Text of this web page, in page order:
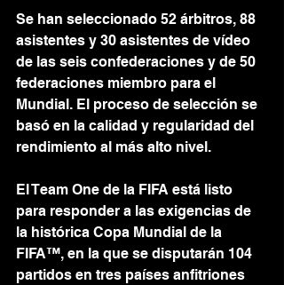
Se han seleccionado 52 árbitros, 88
asistentes y 30 asistentes de vídeo
de las seis confederaciones y de 50
federaciones miembro para el
Mundial. El proceso de selección se
basó en la calidad y regularidad del
rendimiento al más alto nivel.
El Team One de la FIFA está listo
para responder a las exigencias de
la histórica Copa Mundial de la
FIFA™, en la que se disputarán 104
partidos en tres países anfitriones